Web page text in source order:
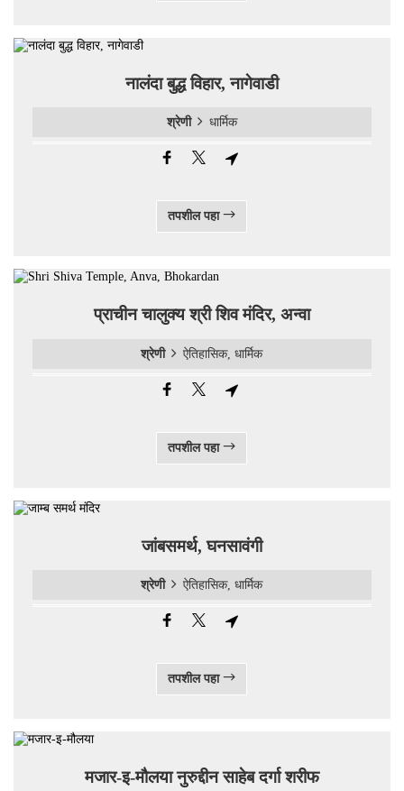
नालंदा बुद्ध विहार, नागेवाडी
श्रेणी धार्मिक
तपशील पहा
प्राचीन चालुक्य श्री शिव मंदिर, अन्वा
श्रेणी ऐतिहासिक, धार्मिक
तपशील पहा
जांबसमर्थ, घनसावंगी
श्रेणी ऐतिहासिक, धार्मिक
तपशील पहा
मजार-इ-मौलया नुरुद्दीन साहेब दर्गा शरीफ